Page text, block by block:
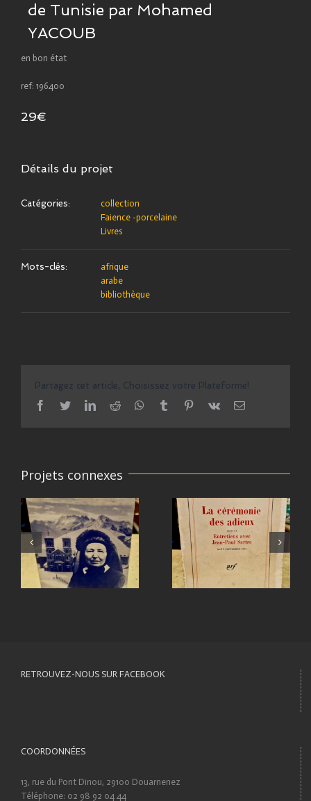
de Tunisie par Mohamed
YACOUB
en bon état
ref: 196400
29€
Détails du projet
Catégories:
collection
Faience -porcelaine
Livres
Mots-clés:
afrique
arabe
bibliothèque
Partagez cet article, Choisissez votre Plateforme!
facebook
twitterlinkedinreddit whatsapptumblr pinterest
vk Email
Projets connexes
RETROUVEZ-NOUS SUR FACEBOOK
COORDONNÉES
13, rue du Pont Dinou, 29100 Douarnenez
Téléphone: 02 98 92 04 44